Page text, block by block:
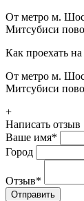
От метро м.
Митсубиси
Как проехать
От метро м.
Митсубиси
+
Написать отзыв
Ваше имя*
Город
Отзыв*
Отправить